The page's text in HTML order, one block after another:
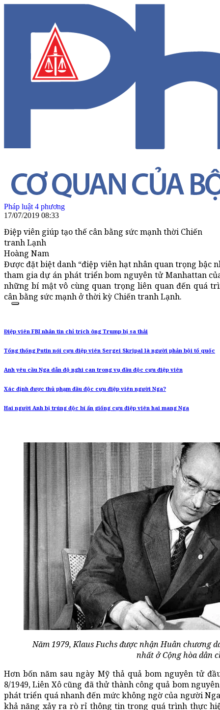
Pháp luật 4 phương
17/07/2019 08:33
Điệp viên giúp tạo thế cân bằng sức mạnh thời Chiến
tranh Lạnh
Hoàng Nam
Được đặt biệt danh “điệp viên hạt nhân quan trọng bậc
tham gia dự án phát triển bom nguyên tử Manhattan
những bí mật vô cùng quan trọng liên quan đến quá
cân bằng sức mạnh ở thời kỳ Chiến tranh Lạnh.
Điệp viên FBI nhắn tin chỉ trích ông Trump bị sa thải
Tổng thống Putin nói cựu điệp viên Sergei Skripal là người phản bội tổ quốc
Anh yêu cầu Nga dẫn độ nghi can trong vụ đầu độc cựu điệp viên
Xác định được thủ phạm đầu độc cựu điệp viên người Nga?
Hai người Anh bị trúng độc bí ẩn giống cựu điệp viên hai mang Nga
Năm 1979, Klaus Fuchs được nhận Huân chương
nhất ở Cộng hòa dân
Hơn bốn năm sau ngày Mỹ thả quả bom nguyên tử
8/1949, Liên Xô cũng đã thử thành công quả bom
phát triển quá nhanh đến mức không ngờ của người
khả năng xảy ra rò rỉ thông tin trong quá trình thực